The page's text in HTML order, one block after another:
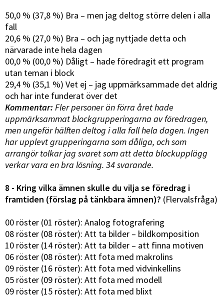
50,0 % (37,8 %) Bra – men jag deltog större delen i alla
fall
20,6 % (27,0 %) Bra – och jag nyttjade detta och
närvarade inte hela dagen
00,0 % (00,0 %) Dåligt – hade föredragit ett program
utan teman i block
29,4 % (35,1 %) Vet ej – jag uppmärksammade det aldrig
och har inte funderat över det
Kommentar: Fler personer än förra året hade
uppmärksammat blockgrupperingarna av föredragen,
men ungefär hälften deltog i alla fall hela dagen. Ingen
har upplevt grupperingarna som dåliga, och som
arrangör tolkar jag svaret som att detta blockupplägg
verkar vara en bra lösning. 34 svarande.
8 - Kring vilka ämnen skulle du vilja se föredrag i
framtiden (förslag på tänkbara ämnen)? (Flervalsfråga)
00 röster (01 röster): Analog fotografering
08 röster (08 röster): Att ta bilder – bildkomposition
10 röster (14 röster): Att ta bilder – att finna motiven
06 röster (08 röster): Att fota med makrolins
09 röster (16 röster): Att fota med vidvinkellins
05 röster (09 röster): Att fota med modell
09 röster (15 röster): Att fota med blixt